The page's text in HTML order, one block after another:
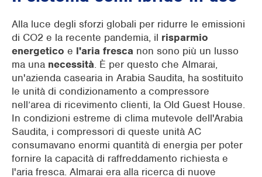
Alla luce degli sforzi globali per ridurre le emissioni
di CO2 e la recente pandemia, il risparmio
energetico e l'aria fresca non sono più un lusso
ma una necessità. È per questo che Almarai,
un'azienda casearia in Arabia Saudita, ha sostituito
le unità di condizionamento a compressore
nell’area di ricevimento clienti, la Old Guest House.
In condizioni estreme di clima mutevole dell'Arabia
Saudita, i compressori di queste unità AC
consumavano enormi quantità di energia per poter
fornire la capacità di raffreddamento richiesta e
l'aria fresca. Almarai era alla ricerca di nuove